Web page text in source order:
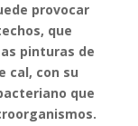
provocar
que
pinturas de
cal, con su
que